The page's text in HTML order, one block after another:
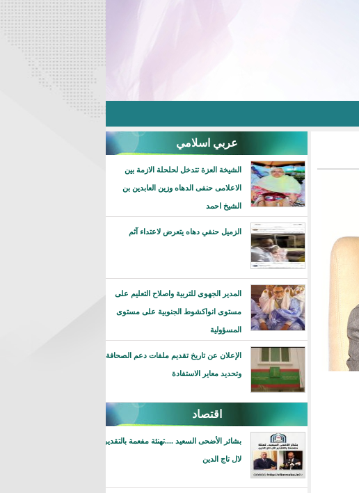
عربي اسلامي
الشيخة العزة تتدخل لحلحلة الازمة بين
الاعلامى حنفى الدهاه وزين العابدين بن
الشيخ احمد
الزميل حنفي دهاه يتعرض لاعتداء آثم
المدير الجهوى للتربية واصلاح التعليم على
مستوى انواكشوط الجنوبية على مستوى
المسؤولية
الإعلان عن تاريخ تقديم ملفات دعم الصحافة
وتحديد معاير الاستفادة
اقتصاد
بشائر الأضحى السعيد ....تهنئة مفعمة بالتقدير
لال تاج الدين